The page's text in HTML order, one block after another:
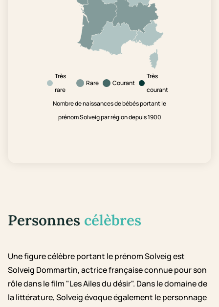
Très
rare
Rare Courant
Très
courant
Nombre de naissances de bébés portant le
prénom Solveig par région depuis 1900
Personnes célèbres
Une figure célèbre portant le prénom Solveig est
Solveig Dommartin, actrice française connue pour son
rôle dans le film "Les Ailes du désir". Dans le domaine de
la littérature, Solveig évoque également le personnage